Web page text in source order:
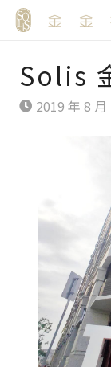
Solis
2019 年 8 月